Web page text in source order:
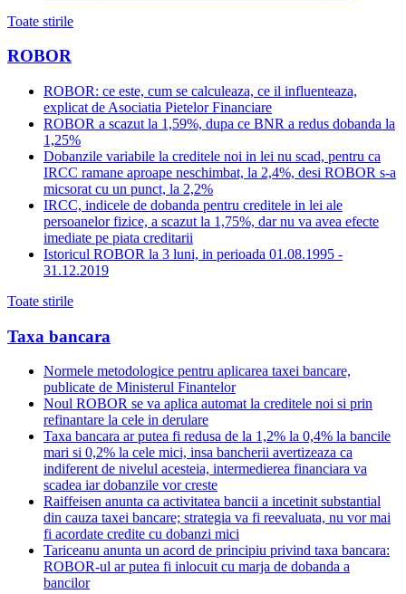
Toate stirile
ROBOR
ROBOR: ce este, cum se calculeaza, ce il influenteaza,
explicat de Asociatia Pietelor Financiare
ROBOR a scazut la 1,59%, dupa ce BNR a redus dobanda la
1,25%
Dobanzile variabile la creditele noi in lei nu scad, pentru ca
IRCC ramane aproape neschimbat, la 2,4%, desi ROBOR s-a
micsorat cu un punct, la 2,2%
IRCC, indicele de dobanda pentru creditele in lei ale
persoanelor fizice, a scazut la 1,75%, dar nu va avea efecte
imediate pe piata creditarii
Istoricul ROBOR la 3 luni, in perioada 01.08.1995 -
31.12.2019
Toate stirile
Taxa bancara
Normele metodologice pentru aplicarea taxei bancare,
publicate de Ministerul Finantelor
Noul ROBOR se va aplica automat la creditele noi si prin
refinantare la cele in derulare
Taxa bancara ar putea fi redusa de la 1,2% la 0,4% la bancile
mari si 0,2% la cele mici, insa bancherii avertizeaza ca
indiferent de nivelul acesteia, intermedierea financiara va
scadea iar dobanzile vor creste
Raiffeisen anunta ca activitatea bancii a incetinit substantial
din cauza taxei bancare; strategia va fi reevaluata, nu vor mai
fi acordate credite cu dobanzi mici
Tariceanu anunta un acord de principiu privind taxa bancara:
ROBOR-ul ar putea fi inlocuit cu marja de dobanda a
bancilor